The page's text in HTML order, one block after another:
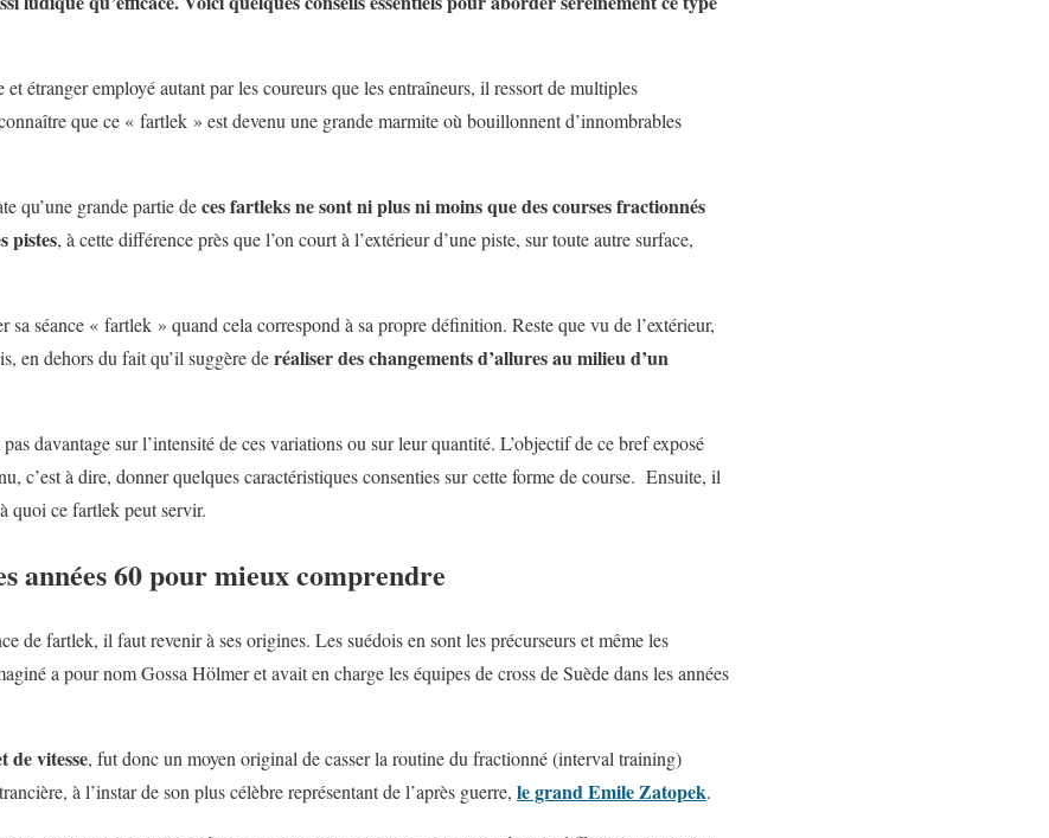
étranger employé autant par les coureurs que les entraîneurs, il ressort de multiples
que ce « fartlek » est devenu une grande marmite où bouillonnent d’innombrables
qu’une grande partie deces fartleks ne sont ni plus ni moins que des courses fractionnés
pistes, à cette différence près que l’on court à l’extérieur d’une piste, sur toute autre surface,
sa séance « fartlek » quand cela correspond à sa propre définition. Reste que vu de l’extérieur,
en dehors du fait qu’il suggère deréaliser des changements d’allures au milieu d’un
davantage sur l’intensité de ces variations ou sur leur quantité. L’objectif de ce bref exposé
c’est à dire, donner quelques caractéristiques consenties sur cette forme de course. Ensuite, il
quoi ce fartlek peut servir.
années 60 pour mieux comprendre
de fartlek, il faut revenir à ses origines. Les suédois en sont les précurseurs et même les
a pour nom Gossa Hölmer et avait en charge les équipes de cross de Suède dans les années
de vitesse, fut donc un moyen original de casser la routine du fractionné (interval training)
à l’instar de son plus célèbre représentant de l’après guerre, le grand Emile Zatopek.